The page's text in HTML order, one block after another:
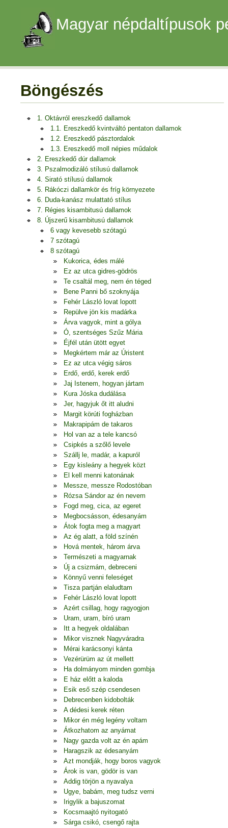
Magyar népdaltípusok
Böngészés
1. Oktávról ereszkedő dallamok
1.1. Ereszkedő kvintváltó pentaton dallamok
1.2. Ereszkedő pásztordalok
1.3. Ereszkedő moll népies műdalok
2. Ereszkedő dúr dallamok
3. Pszalmodizáló stílusú dallamok
4. Sirató stílusú dallamok
5. Rákóczi dallamkör és fríg környezete
6. Duda-kanász mulattató stílus
7. Régies kisambitusú dallamok
8. Újszerű kisambitusú dallamok
6 vagy kevesebb szótagú
7 szótagú
8 szótagú
Kukorica, édes málé
Ez az utca gidres-gödrös
Te csaltál meg, nem én téged
Bene Panni bő szoknyája
Fehér László lovat lopott
Repülve jön kis madárka
Árva vagyok, mint a gólya
Ó, szentséges Szűz Mária
Éjfél után ütött egyet
Megkértem már az Úristent
Ez az utca végig sáros
Erdő, erdő, kerek erdő
Jaj Istenem, hogyan jártam
Kura Jóska dudálása
Jer, hagyjuk őt itt aludni
Margit körúti fogházban
Makrapipám de takaros
Hol van az a tele kancsó
Csipkés a szőlő levele
Szállj le, madár, a kapuról
Egy kisleány a hegyek közt
El kell menni katonának
Messze, messze Rodostóban
Rózsa Sándor az én nevem
Fogd meg, cica, az egeret
Megbocsásson, édesanyám
Átok fogta meg a magyart
Az ég alatt, a föld színén
Hová mentek, három árva
Természeti a magyarnak
Új a csizmám, debreceni
Könnyű venni feleséget
Tisza partján elaludtam
Fehér László lovat lopott
Azért csillag, hogy ragyogjon
Uram, uram, bíró uram
Itt a hegyek oldalában
Mikor visznek Nagyváradra
Mérai karácsonyi kánta
Vezérürüm az út mellett
Ha dolmányom minden gombja
E ház előtt a kaloda
Esik eső szép csendesen
Debrecenben kidobolták
A dédesi kerek réten
Mikor én még legény voltam
Átkozhatom az anyámat
Nagy gazda volt az én apám
Haragszik az édesanyám
Azt mondják, hogy boros vagyok
Árok is van, gödör is van
Addig törjön a nyavalya
Ugye, babám, meg tudsz verni
Irigylik a bajuszomat
Kocsmaajtó nyitogató
Sárga csikó, csengő rajta